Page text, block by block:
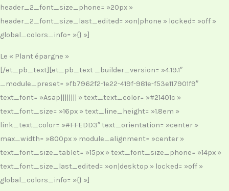
header_2_font_size_phone= »20px »
header_2_font_size_last_edited= »on|phone » locked= »off »
global_colors_info= »{} »]
Le « Plant épargne »
[/et_pb_text][et_pb_text _builder_version= »4.19.1″
_module_preset= »fb7962f2-1e22-419f-981e-f53e117901f9″
text_font= »Asap|||||||| » text_text_color= »#21401c »
text_font_size= »16px » text_line_height= »1.8em »
link_text_color= »#FFEDD3″ text_orientation= »center »
max_width= »800px » module_alignment= »center »
text_font_size_tablet= »15px » text_font_size_phone= »14px »
text_font_size_last_edited= »on|desktop » locked= »off »
global_colors_info= »{} »]